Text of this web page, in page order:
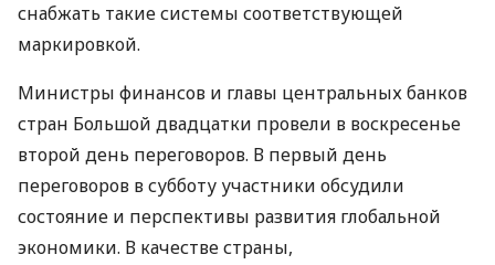
снабжать такие системы соответствующей
маркировкой.
Министры финансов и главы центральных банков
стран Большой двадцатки провели в воскресенье
второй день переговоров. В первый день
переговоров в субботу участники обсудили
состояние и перспективы развития глобальной
экономики. В качестве страны,